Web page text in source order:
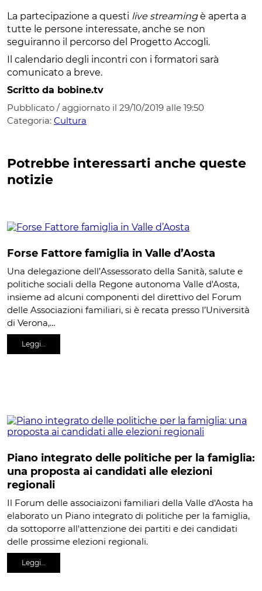
La partecipazione a questi live streamingè aperta a
tutte le persone interessate, anche se non
seguiranno il percorso del Progetto Accogli.
Il calendario degli incontri con i formatori sarà
comunicato a breve.
Scritto da bobine.tv
Pubblicato / aggiornato il 29/10/2019 alle 19:50
Categoria: Cultura
Potrebbe interessarti anche queste
notizie
Forse Fattore famiglia in Valle d’Aosta
Una delegazione dell’Assessorato della Sanità, salute e
politiche sociali della Regone autonoma Valle d'Aosta,
insieme ad alcuni componenti del direttivo del Forum
delle Associazioni familiari, si è recata presso l’Università
di Verona,…
Leggi…
Piano integrato delle politiche per la famiglia:
una proposta ai candidati alle elezioni
regionali
Il Forum delle associaizoni familiari della Valle d'Aosta ha
elaborato un Piano integrato di politiche per la famiglia,
da sottoporre all'attenzione dei partiti e dei candidati
delle prossime elezioni regionali.
Leggi…